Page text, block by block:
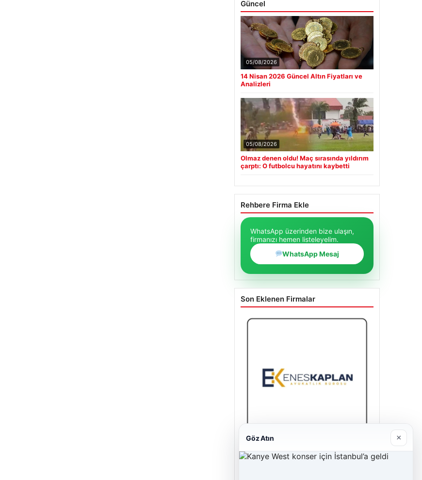
Güncel
05/08/2026
14 Nisan 2026 Güncel Altın Fiyatları ve
Analizleri
05/08/2026
Olmaz denen oldu! Maç sırasında yıldırım
çarptı: O futbolcu hayatını kaybetti
Rehbere Firma Ekle
WhatsApp üzerinden bize ulaşın,
firmanızı hemen listeleyelim.
WhatsApp Mesaj
Son Eklenen Firmalar
Enes Kaplan Avukatlık Bürosu
Göz Atın ×